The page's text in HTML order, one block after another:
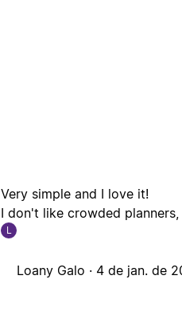
Very simple and I love it!
I don't like crowded
L
Loany Galo · 4 de jan. de